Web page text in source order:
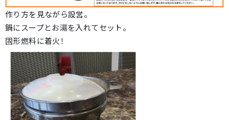
作り方を見ながら設営。
鍋にスープとお湯を入れてセット。
固形燃料に着火！